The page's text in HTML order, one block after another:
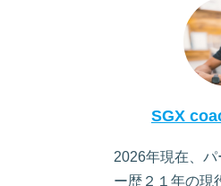
SGX
2026年現在、
ー歴２１年の現